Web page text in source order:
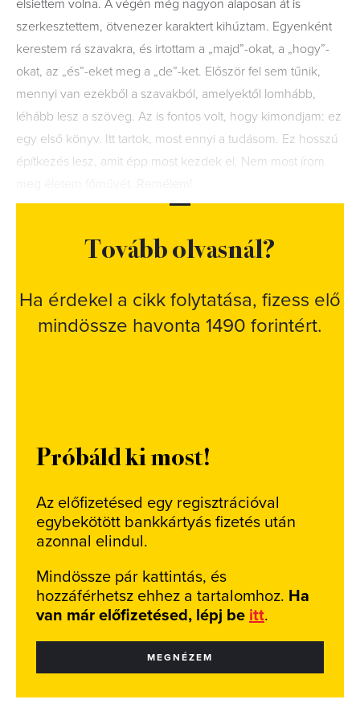
elsiettem volna. A végén még nagyon alaposan át is
szerkesztettem, ötvenezer karaktert kihúztam. Egyenként
kerestem rá szavakra, és irtottam a „majd”-okat, a „hogy”-
okat, az „és”-eket meg a „de”-ket. Először fel sem tűnik,
mennyi van ezekből a szavakból, amelyektől lomhább,
léhább lesz a szöveg. Az is fontos volt, hogy kimondjam: ez
egy első könyv. Itt tartok, most ennyi a tudásom. Ez hosszú
építkezés lesz, amit épp most kezdek el. Nem most írom
Tovább olvasnál?
Ha érdekel a cikk folytatása, fizess elő
mindössze havonta 1490 forintért.
Próbáld ki most!
Az előfizetésed egy regisztrációval
egybekötött bankkártyás fizetés után
azonnal elindul.
Mindössze pár kattintás, és
hozzáférhetsz ehhez a tartalomhoz. Ha
van már előfizetésed, lépj be itt.
MEGNÉZEM